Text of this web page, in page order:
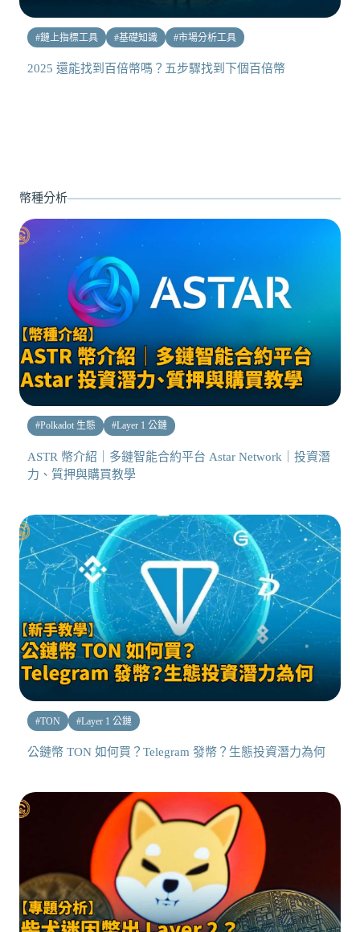
#鏈上指標工具 #基礎知識 #市場分析工具
2025 還能找到百倍幣嗎？五步驟找到下個百倍幣
幣種分析
#Polkadot 生態 #Layer 1 公鏈
ASTR 幣介紹｜多鏈智能合約平台 Astar Network｜投資潛
力、質押與購買教學
#TON #Layer 1 公鏈
公鏈幣 TON 如何買？Telegram 發幣？生態投資潛力為何